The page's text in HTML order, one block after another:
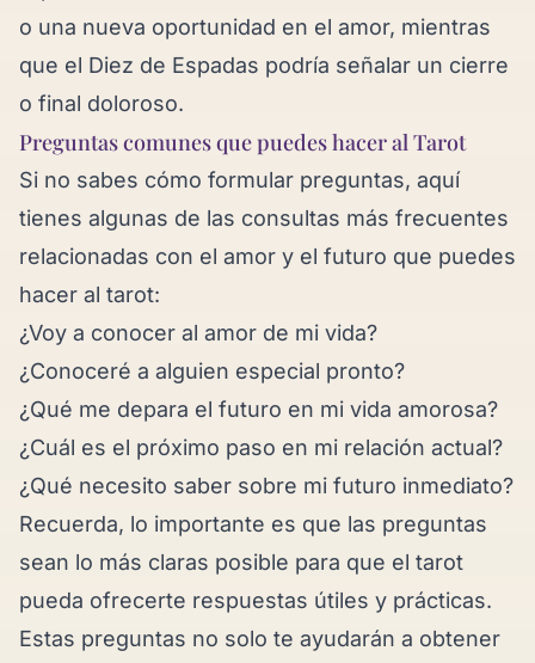
o una nueva oportunidad en el amor, mientras
que el Diez de Espadas podría señalar un cierre
o final doloroso.
Preguntas comunes que puedes hacer al Tarot
Si no sabes cómo formular preguntas, aquí
tienes algunas de las consultas más frecuentes
relacionadas con el amor y el futuro que puedes
hacer al tarot:
¿Voy a conocer al amor de mi vida?
¿Conoceré a alguien especial pronto?
¿Qué me depara el futuro en mi vida amorosa?
¿Cuál es el próximo paso en mi relación actual?
¿Qué necesito saber sobre mi futuro inmediato?
Recuerda, lo importante es que las preguntas
sean lo más claras posible para que el tarot
pueda ofrecerte respuestas útiles y prácticas.
Estas preguntas no solo te ayudarán a obtener